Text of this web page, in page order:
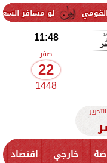
لو مسافر السعودية... سعر الريال السعودي
11:48
صفر
22
1448
خارجي اقتصاد